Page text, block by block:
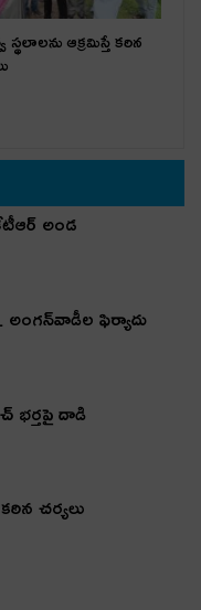
స్థలాలను ఆక్రమిస్తే కఠిన
అండ
ఫిర్యాదు
భ‌ర్త‌పై దాడి
చర్యలు